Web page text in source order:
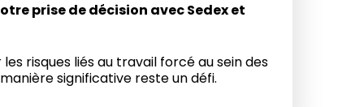
prise de décision avec Sedex et
risques liés au travail forcé au sein des
significative resteun défi.